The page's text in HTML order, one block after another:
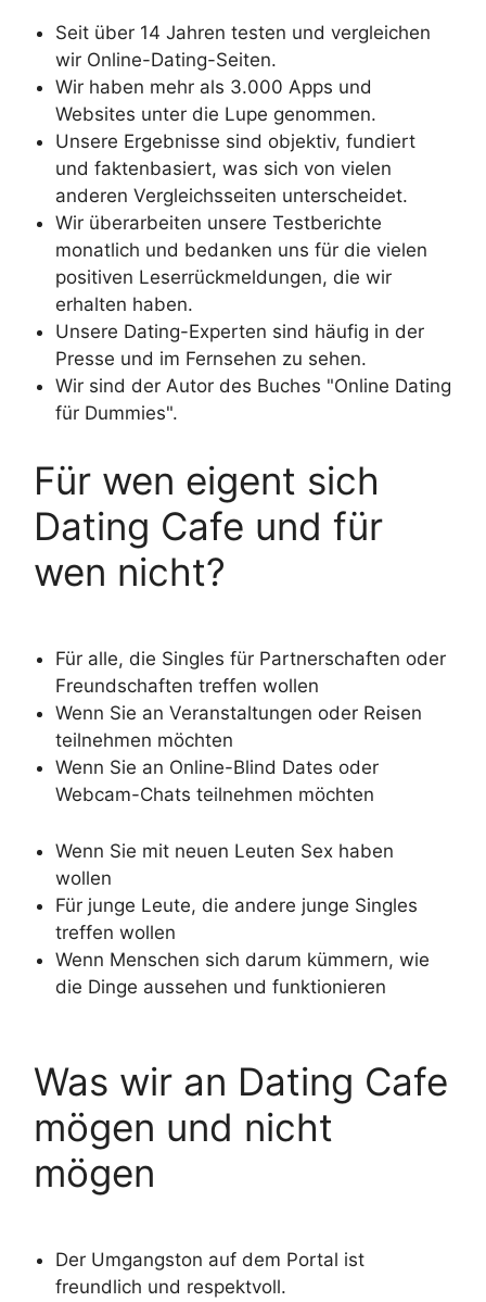
Seit über 14 Jahren testen und vergleichen
wir Online-Dating-Seiten.
Wir haben mehr als 3.000 Apps und
Websites unter die Lupe genommen.
Unsere Ergebnisse sind objektiv, fundiert
und faktenbasiert, was sich von vielen
anderen Vergleichsseiten unterscheidet.
Wir überarbeiten unsere Testberichte
monatlich und bedanken uns für die vielen
positiven Leserrückmeldungen, die wir
erhalten haben.
Unsere Dating-Experten sind häufig in der
Presse und im Fernsehen zu sehen.
Wir sind der Autor des Buches "Online Dating
für Dummies".
Für wen eigent sich
Dating Cafe und für
wen nicht?
Für alle, die Singles für Partnerschaften oder
Freundschaften treffen wollen
Wenn Sie an Veranstaltungen oder Reisen
teilnehmen möchten
Wenn Sie an Online-Blind Dates oder
Webcam-Chats teilnehmen möchten
Wenn Sie mit neuen Leuten Sex haben
wollen
Für junge Leute, die andere junge Singles
treffen wollen
Wenn Menschen sich darum kümmern, wie
die Dinge aussehen und funktionieren
Was wir an Dating Cafe
mögen und nicht
mögen
Der Umgangston auf dem Portal ist
freundlich und respektvoll.